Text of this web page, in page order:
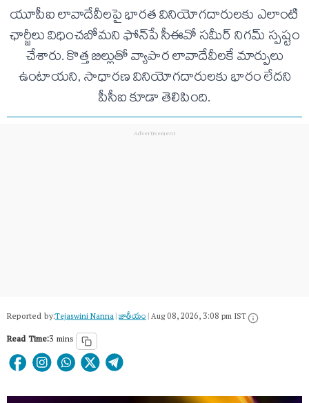
యూపీఐ లావాదేవీలపై భారత వినియోగదారులకు ఎలాంటి
ఛార్జీలు విధించబోమని ఫోన్‌పే సీఈవో సమీర్ నిగమ్ స్పష్టం
చేశారు. కొత్త బిల్లుతో వ్యాపార లావాదేవీలకే మార్పులు
ఉంటాయని, సాధారణ వినియోగదారులకు భారం లేదని
పీసీఐ కూడా తెలిపింది.
Reported by:Tejaswini Nanna|జాతీయం|Aug 08, 2026, 3:08 pm IST
Read Time:3 mins